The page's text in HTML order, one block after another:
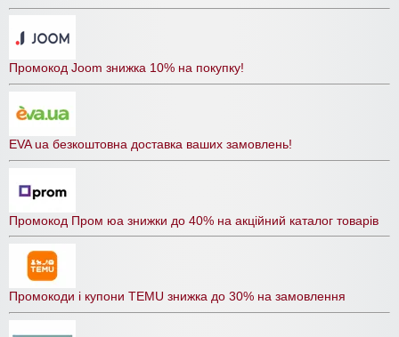
Промокод Joom знижка 10% на покупку!
EVA ua безкоштовна доставка ваших замовлень!
Промокод Пром юа знижки до 40% на акційний каталог товарів
Промокоди і купони TEMU знижка до 30% на замовлення